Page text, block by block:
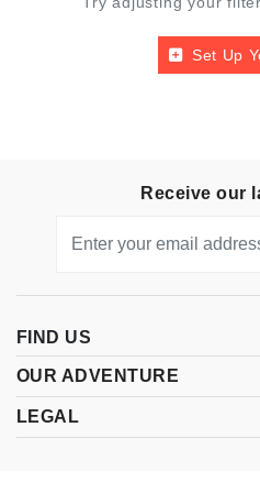
Set Up
Receive our
FIND US
OUR ADVENTURE
LEGAL